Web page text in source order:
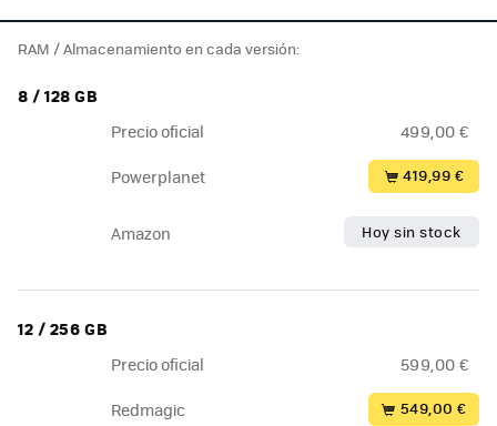
RAM / Almacenamiento en cada versión:
8 / 128 GB
Precio oficial 499,00 €
Powerplanet 419,99 €
Amazon Hoy sin stock
12 / 256 GB
Precio oficial 599,00 €
Redmagic 549,00 €